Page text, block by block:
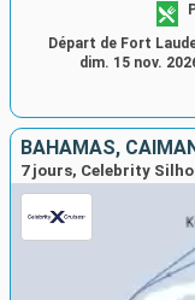
Départ de Fort
dim. 15 nov.
BAHAMAS,
7 jours, Celebrity